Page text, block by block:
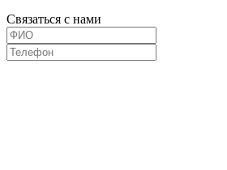
Связаться с нами